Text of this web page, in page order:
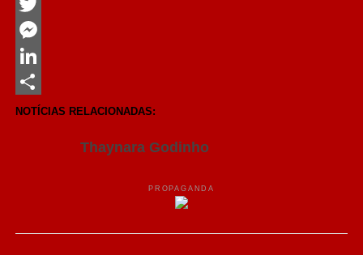
Facebook
Twitter
Messenger
LinkedIn
Share
NOTÍCIAS RELACIONADAS:
Thaynara Godinho
PROPAGANDA